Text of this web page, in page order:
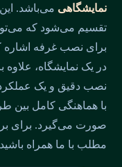
نمایشگاهی می‌باشد.
تقسیم می‌شود که
برای نصب غرفه اشاره
در یک نمایشگاه،
نصب دقیق و یک عملکرد
با هماهنگی کامل بین
صورت می‌گیرد. برای
مطلب با ما همراه